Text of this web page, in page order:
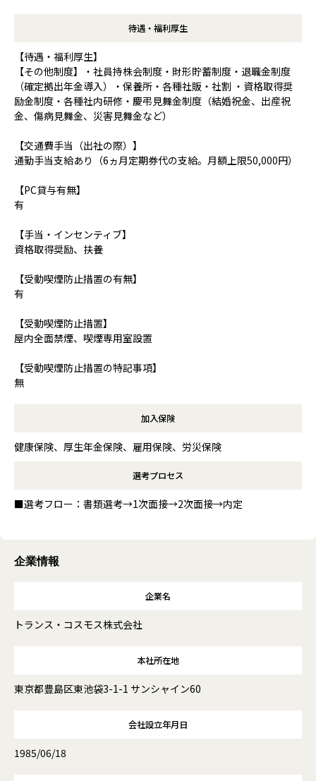
待遇・福利厚生
【待遇・福利厚生】
【その他制度】・社員持株会制度・財形貯蓄制度・退職金制度
（確定拠出年金導入）・保養所・各種社販・社割 ・資格取得奨
励金制度・各種社内研修・慶弔見舞金制度（結婚祝金、出産祝
金、傷病見舞金、災害見舞金など）
【交通費手当（出社の際）】
通勤手当支給あり（6ヵ月定期券代の支給。月額上限50,000円）
【PC貸与有無】
有
【手当・インセンティブ】
資格取得奨励、扶養
【受動喫煙防止措置の有無】
有
【受動喫煙防止措置】
屋内全面禁煙、喫煙専用室設置
【受動喫煙防止措置の特記事項】
無
加入保険
健康保険、厚生年金保険、雇用保険、労災保険
選考プロセス
■選考フロー：書類選考→1次面接→2次面接→内定
企業情報
企業名
トランス・コスモス株式会社
本社所在地
東京都豊島区東池袋3-1-1 サンシャイン60
会社設立年月日
1985/06/18